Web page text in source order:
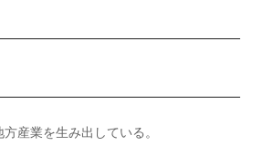
産業を生み出している。